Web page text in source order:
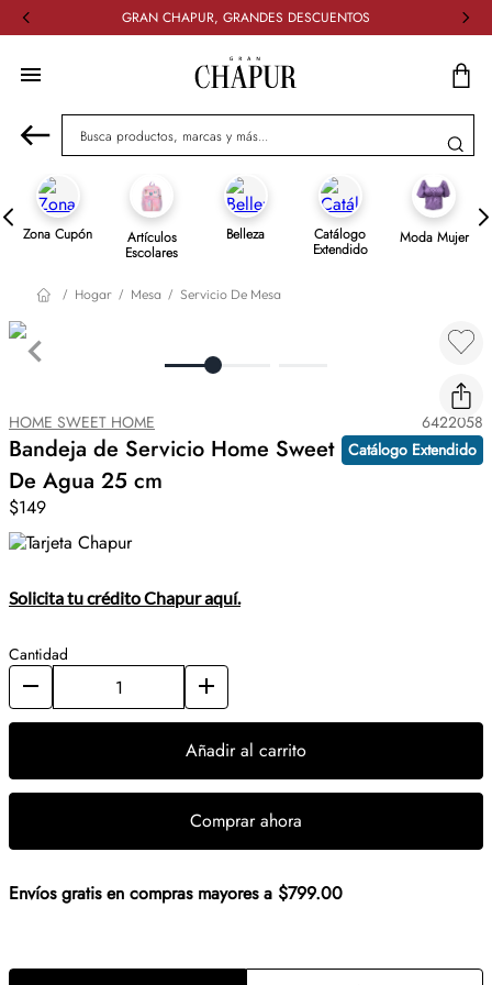
GRAN CHAPUR, GRANDES DESCUENTOS
Busca productos, marcas y más...
Zona Cupón Artículos
Escolares
Belleza Catálogo
Extendido
Moda Mujer
Hogar Mesa Servicio De Mesa
Catálogo Extendido
HOME SWEET HOME 6422058
Bandeja de Servicio Home Sweet Home Jacinto
De Agua 25 cm
$149
Solicita tu crédito Chapur aquí.
Cantidad
Añadir al carrito
Comprar ahora
Envíos gratis en compras mayores a $799.00